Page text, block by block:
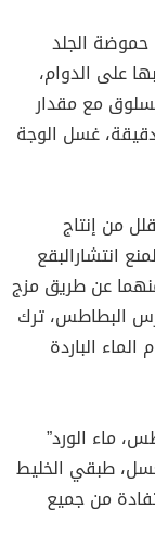
الجلد
على الدوام،
مع مقدار
من الزبادي، ترك الوصفة لمدة 20 دقيقة، غسل الوجة
من إنتاج
انتشارالبقع
عن طريق مزج
البطاطس، ترك
استخدام الماء الباردة
ماء الورد”
طبقي الخليط
من جميع